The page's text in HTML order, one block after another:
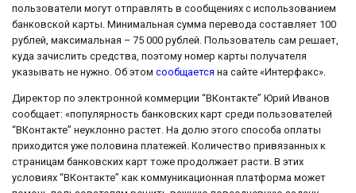
пользователи могут отправлять в сообщениях с использованием
банковской карты. Минимальная сумма перевода составляет 100
рублей, максимальная – 75 000 рублей. Пользователь сам решает,
куда зачислить средства, поэтому номер карты получателя
указывать не нужно. Об этом сообщается на сайте «Интерфакс».
Директор по электронной коммерции “ВКонтакте” Юрий Иванов
сообщает: «популярность банковских карт среди пользователей
“ВКонтакте” неуклонно растет. На долю этого способа оплаты
приходится уже половина платежей. Количество привязанных к
страницам банковских карт тоже продолжает расти. В этих
условиях “ВКонтакте” как коммуникационная платформа может